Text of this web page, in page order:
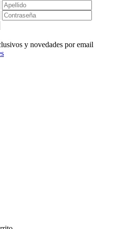
y novedades por email